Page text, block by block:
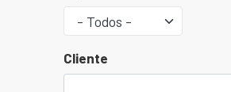
Cliente